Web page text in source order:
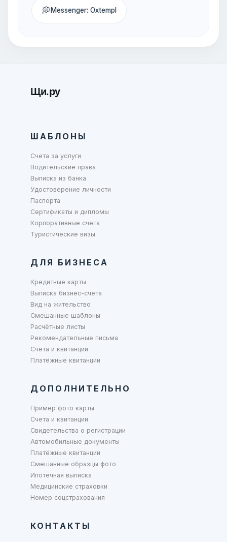
💭Messenger: Oxtempl
Щи.ру
ШАБЛОНЫ
Счета за услуги
Водительские права
Выписка из банка
Удостоверение личности
Паспорта
Сертификаты и дипломы
Корпоративные счета
Туристические визы
ДЛЯ БИЗНЕСА
Кредитные карты
Выписка бизнес-счета
Вид на жительство
Смешанные шаблоны
Расчётные листы
Рекомендательные письма
Счета и квитанции
Платёжные квитанции
ДОПОЛНИТЕЛЬНО
Пример фото карты
Счета и квитанции
Свидетельства о регистрации
Автомобильные документы
Платёжные квитанции
Смешанные образцы фото
Ипотечная выписка
Медицинские страховки
Номер соцстрахования
КОНТАКТЫ